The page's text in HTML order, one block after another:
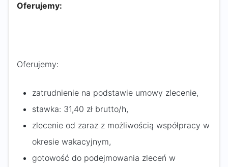
Oferujemy:
Oferujemy:
zatrudnienie na podstawie umowy zlecenie,
stawka: 31,40 zł brutto/h,
zlecenie od zaraz z możliwością współpracy w
okresie wakacyjnym,
gotowość do podejmowania zleceń w